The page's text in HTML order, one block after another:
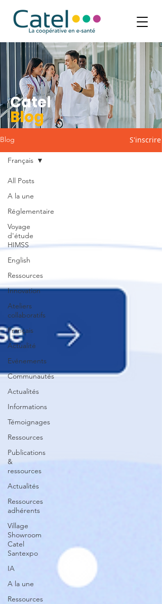
Blog S'inscrire
All Posts
A la une
Réglementaire
Voyage
d'étude
HIMSS
English
Ressources
Innovation
Ateliers
collaboratifs
Français
Actualité
Evénements
Communautés
Actualités
Informations
Témoignages
Ressources
Publications
&
ressources
Actualités
Ressources
adhérents
Village
Showroom
Catel
Santexpo
IA
A la une
Ressources
Français
Catel
Blog